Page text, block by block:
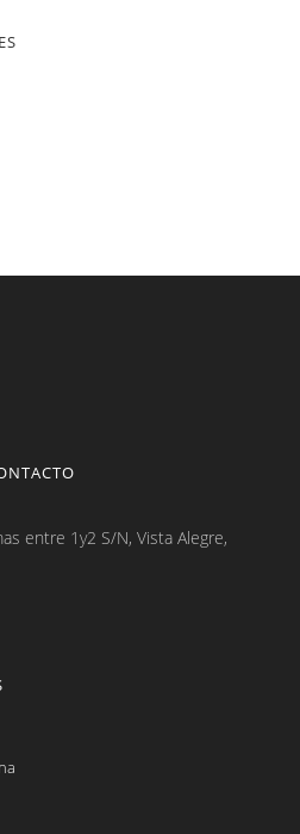
entre 1y2 S/N, Vista Alegre,